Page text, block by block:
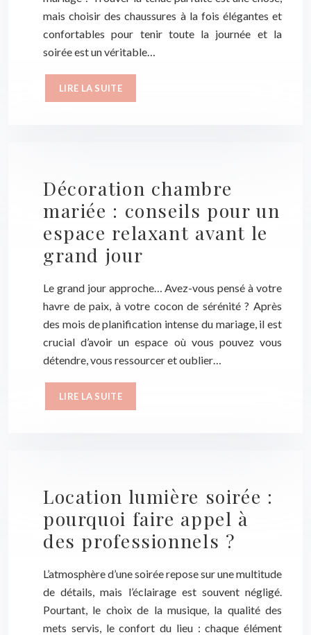
mais choisir des chaussures à la fois élégantes et
confortables pour tenir toute la journée et la
soirée est un véritable…
LIRE LA SUITE
Décoration chambre
mariée : conseils pour un
espace relaxant avant le
grand jour
Le grand jour approche… Avez-vous pensé à votre
havre de paix, à votre cocon de sérénité ? Après
des mois de planification intense du mariage, il est
crucial d’avoir un espace où vous pouvez vous
détendre, vous ressourcer et oublier…
LIRE LA SUITE
Location lumière soirée :
pourquoi faire appel à
des professionnels ?
L’atmosphère d’une soirée repose sur une multitude
de détails, mais l’éclairage est souvent négligé.
Pourtant, le choix de la musique, la qualité des
mets servis, le confort du lieu : chaque élément